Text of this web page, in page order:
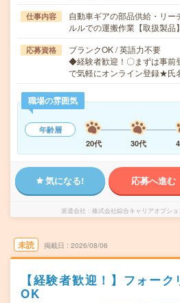
仕事内容
自動車ギアの部品供給・リー
ルルでの運搬作業【取扱製
応募資格
ブランクOK / 英語力不要
◆経験者歓迎！〇まずは事前
で気軽にオンライン登録★氏
職場の雰囲気
年齢層
20代
30代
気になる! 応募へ進む
派遣会社 株式会社綜合キャリアオプシ
未読 掲載日 2026/08/06
【経験者歓迎！】フォー
OK